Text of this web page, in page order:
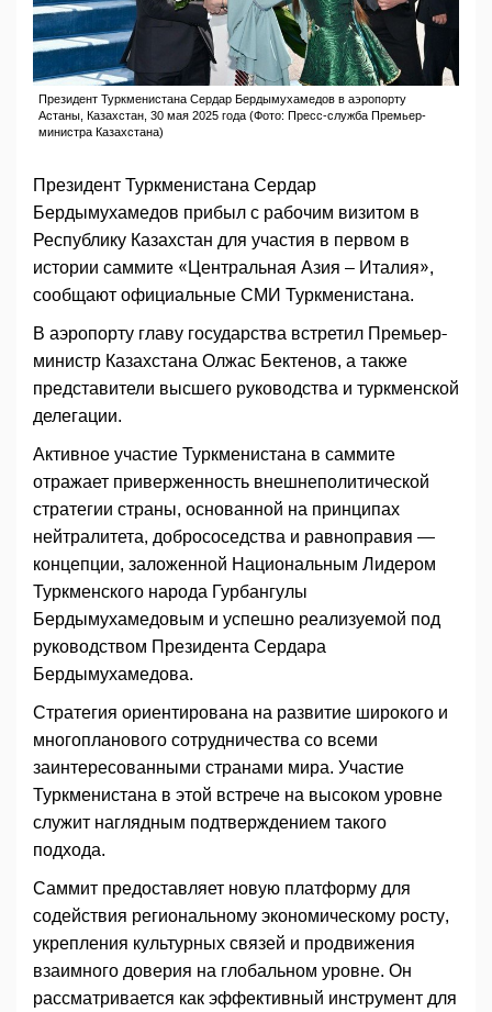
Президент Туркменистана Сердар Бердымухамедов в аэропорту
Астаны, Казахстан, 30 мая 2025 года (Фото: Пресс-служба Премьер-
министра Казахстана)
Президент Туркменистана Сердар
Бердымухамедов прибыл с рабочим визитом в
Республику Казахстан для участия в первом в
истории саммите «Центральная Азия – Италия»,
сообщают официальные СМИ Туркменистана.
В аэропорту главу государства встретил Премьер-
министр Казахстана Олжас Бектенов, а также
представители высшего руководства и туркменской
делегации.
Активное участие Туркменистана в саммите
отражает приверженность внешнеполитической
стратегии страны, основанной на принципах
нейтралитета, добрососедства и равноправия —
концепции, заложенной Национальным Лидером
Туркменского народа Гурбангулы
Бердымухамедовым и успешно реализуемой под
руководством Президента Сердара
Бердымухамедова.
Стратегия ориентирована на развитие широкого и
многопланового сотрудничества со всеми
заинтересованными странами мира. Участие
Туркменистана в этой встрече на высоком уровне
служит наглядным подтверждением такого
подхода.
Саммит предоставляет новую платформу для
содействия региональному экономическому росту,
укрепления культурных связей и продвижения
взаимного доверия на глобальном уровне. Он
рассматривается как эффективный инструмент для